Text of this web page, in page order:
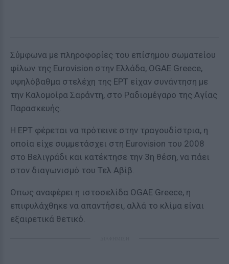
Σύμφωνα με πληροφορίες του επίσημου σωματείου
φίλων της Eurovision στην Ελλάδα, OGAE Greece,
υψηλόβαθμα στελέχη της ΕΡΤ είχαν συνάντηση με
την Καλομοίρα Σαράντη, στο Ραδιομέγαρο της Αγίας
Παρασκευής.
Η ΕΡΤ φέρεται να πρότεινε στην τραγουδίστρια, η
οποία είχε συμμετάσχει στη Eurovision του 2008
στο Βελιγράδι και κατέκτησε την 3η θέση, να πάει
στον διαγωνισμό του Τελ Αβίβ.
Οπως αναφέρει η ιστοσελίδα OGAE Greece, η
επιφυλάχθηκε να απαντήσει, αλλά το κλίμα είναι
εξαιρετικά θετικό.